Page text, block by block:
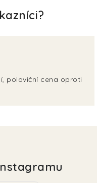
poloviční cena oproti